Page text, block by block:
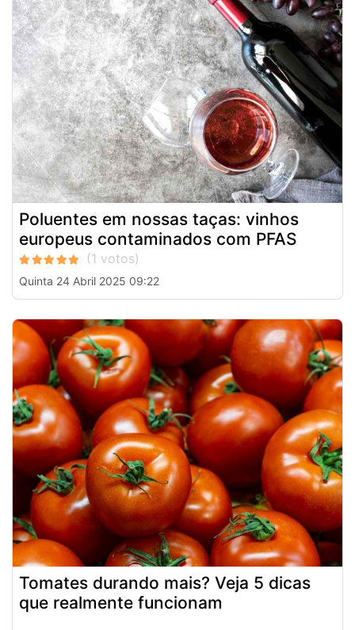
Poluentes em nossas taças: vinhos
europeus contaminados com PFAS
Quinta 24 Abril 2025 09:22
Tomates durando mais? Veja 5 dicas
que realmente funcionam